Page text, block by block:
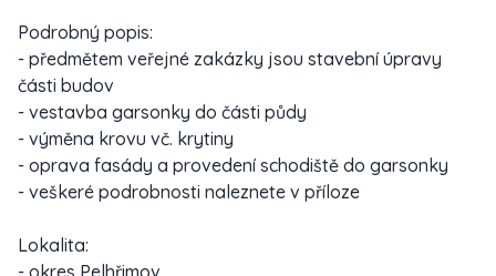
Podrobný popis:
- předmětem veřejné zakázky jsou stavební úpravy
části budov
- vestavba garsonky do části půdy
- výměna krovu vč. krytiny
- oprava fasády a provedení schodiště do garsonky
- veškeré podrobnosti naleznete v příloze
Lokalita: